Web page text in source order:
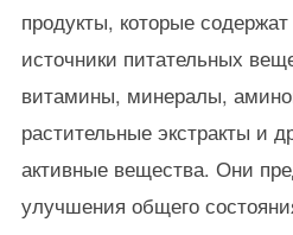
продукты, которые
источники питательных
витамины, минералы,
растительные экстракты и
активные вещества. Они
улучшения общего